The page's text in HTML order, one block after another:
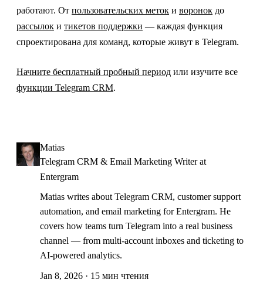
работают. От пользовательских меток и воронок до
рассылок и тикетов поддержки — каждая функция
спроектирована для команд, которые живут в Telegram.
Начните бесплатный пробный период или изучите все
функции Telegram CRM.
Matias
Telegram CRM & Email Marketing Writer at
Entergram
Matias writes about Telegram CRM, customer support
automation, and email marketing for Entergram. He
covers how teams turn Telegram into a real business
channel — from multi-account inboxes and ticketing to
AI-powered analytics.
Jan 8, 2026 · 15 мин чтения